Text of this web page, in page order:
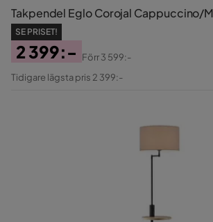
Takpendel Eglo Corojal Cappuccino/
SE PRISET!
Pris
2 399:-
Original
Förr3 599:-
Tidigare lägsta pris 2 399:-